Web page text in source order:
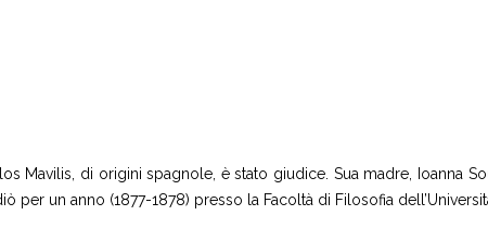
Mavilis, di origini spagnole, è stato giudice. Sua madre, Ioanna
un anno (1877-1878) presso la Facoltà di Filosofia